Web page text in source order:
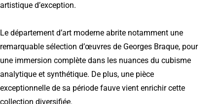
artistique d’exception.
Le département d’art moderne abrite notamment une
remarquable sélection d’œuvres de Georges Braque, pour
une immersion complète dans les nuances du cubisme
analytique et synthétique. De plus, une pièce
exceptionnelle de sa période fauve vient enrichir cette
collection diversifiée.